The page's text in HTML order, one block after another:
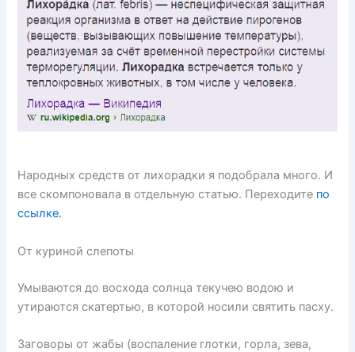
Народных средств от лихорадки я подобрала много. И
все скомпоновала в отдельную статью. Переходите по
ссылке.
От куриной слепоты
Умываются до восхода солнца текучею водою и
утираются скатертью, в которой носили святить пасху.
Заговоры от жабы (воспаление глотки, горла, зева,